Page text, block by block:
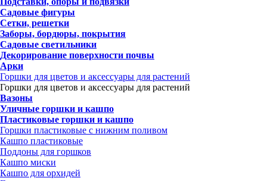
Садовые фигуры
Сетки, решетки
Заборы, бордюры, покрытия
Садовые светильники
Декорирование поверхности почвы
Арки
Горшки для цветов и аксессуары для растений
Горшки для цветов и аксессуары для растений
Вазоны
Уличные горшки и кашпо
Пластиковые горшки и кашпо
Горшки пластиковые с нижним поливом
Кашпо пластиковые
Поддоны для горшков
Кашпо миски
Кашпо для орхидей